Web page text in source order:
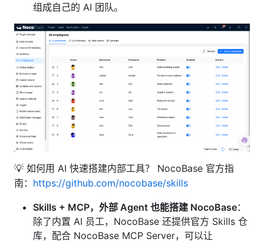
组成自己的 AI 团队。
💡 如何用 AI 快速搭建内部工具？ NocoBase 官方指
南： https://github.com/nocobase/skills
Skills + MCP，外部 Agent 也能搭建 NocoBase：
除了内置 AI 员工，NocoBase 还提供官方 Skills 仓
库，配合 NocoBase MCP Server，可以让